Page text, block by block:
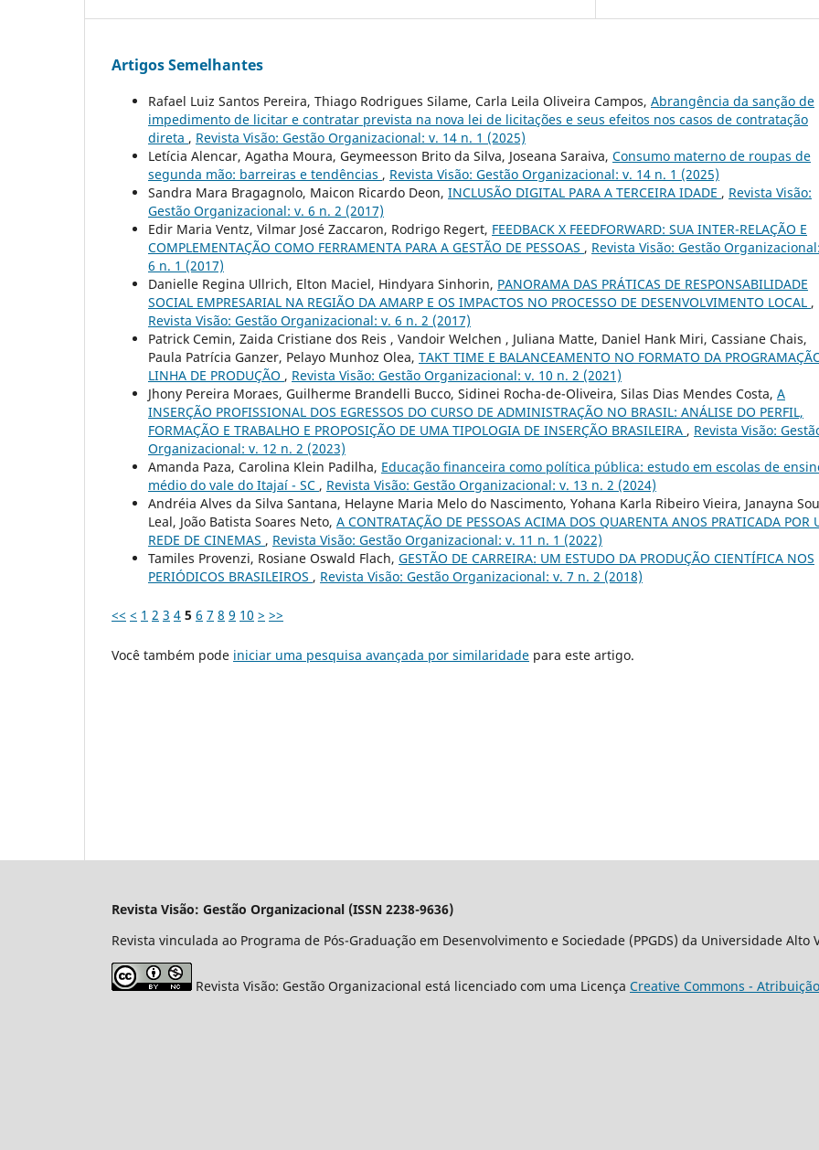
Artigos Semelhantes
Rafael Luiz Santos Pereira, Thiago Rodrigues Silame, Carla Leila Oliveira Campos, Abrangência da sanção de
impedimento de licitar e contratar prevista na nova lei de licitações e seus efeitos nos casos de contratação
direta , Revista Visão: Gestão Organizacional: v. 14 n. 1 (2025)
Letícia Alencar, Agatha Moura, Geymeesson Brito da Silva, Joseana Saraiva, Consumo materno de roupas de
segunda mão: barreiras e tendências , Revista Visão: Gestão Organizacional: v. 14 n. 1 (2025)
Sandra Mara Bragagnolo, Maicon Ricardo Deon, INCLUSÃO DIGITAL PARA A TERCEIRA IDADE , Revista Visão:
Gestão Organizacional: v. 6 n. 2 (2017)
Edir Maria Ventz, Vilmar José Zaccaron, Rodrigo Regert, FEEDBACK X FEEDFORWARD: SUA INTER-RELAÇÃO E
COMPLEMENTAÇÃO COMO FERRAMENTA PARA A GESTÃO DE PESSOAS , Revista Visão: Gestão
6 n. 1 (2017)
Danielle Regina Ullrich, Elton Maciel, Hindyara Sinhorin, PANORAMA DAS PRÁTICAS DE RESPONSABILIDADE
SOCIAL EMPRESARIAL NA REGIÃO DA AMARP E OS IMPACTOS NO PROCESSO DE DESENVOLVIMENTO LOCAL ,
Revista Visão: Gestão Organizacional: v. 6 n. 2 (2017)
Patrick Cemin, Zaida Cristiane dos Reis , Vandoir Welchen , Juliana Matte, Daniel Hank Miri, Cassiane Chais,
Paula Patrícia Ganzer, Pelayo Munhoz Olea, TAKT TIME E BALANCEAMENTO NO FORMATO DA
LINHA DE PRODUÇÃO , Revista Visão: Gestão Organizacional: v. 10 n. 2 (2021)
Jhony Pereira Moraes, Guilherme Brandelli Bucco, Sidinei Rocha-de-Oliveira, Silas Dias Mendes Costa, A
INSERÇÃO PROFISSIONAL DOS EGRESSOS DO CURSO DE ADMINISTRAÇÃO NO BRASIL: ANÁLISE DO PERFIL,
FORMAÇÃO E TRABALHO E PROPOSIÇÃO DE UMA TIPOLOGIA DE INSERÇÃO BRASILEIRA , Revista Visão:
Organizacional: v. 12 n. 2 (2023)
Amanda Paza, Carolina Klein Padilha, Educação financeira como política pública: estudo em escolas de
médio do vale do Itajaí - SC , Revista Visão: Gestão Organizacional: v. 13 n. 2 (2024)
Andréia Alves da Silva Santana, Helayne Maria Melo do Nascimento, Yohana Karla Ribeiro Vieira, Janayna
Leal, João Batista Soares Neto, A CONTRATAÇÃO DE PESSOAS ACIMA DOS QUARENTA ANOS PRATICADA POR
REDE DE CINEMAS , Revista Visão: Gestão Organizacional: v. 11 n. 1 (2022)
Tamiles Provenzi, Rosiane Oswald Flach, GESTÃO DE CARREIRA: UM ESTUDO DA PRODUÇÃO CIENTÍFICA NOS
PERIÓDICOS BRASILEIROS , Revista Visão: Gestão Organizacional: v. 7 n. 2 (2018)
<< < 1 2 3 4 5 6 7 8 9 10 > >>
Você também pode iniciar uma pesquisa avançada por similaridade para este artigo.
Revista Visão: Gestão Organizacional (ISSN 2238-9636)
Revista vinculada ao Programa de Pós-Graduação em Desenvolvimento e Sociedade (PPGDS) da Universidade Alto
Revista Visão: Gestão Organizacional está licenciado com uma Licença Creative Commons -